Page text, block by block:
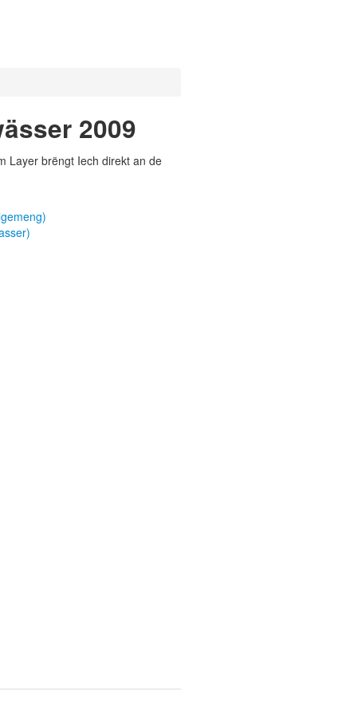
2009
Layer brëngt Iech direkt an de